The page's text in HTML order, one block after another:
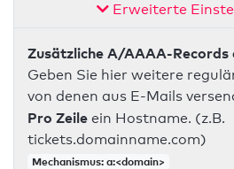
Erweiterte
Zusätzliche A/AAAA-
Geben Sie hier weitere
von denen aus E-Mails
Pro Zeile ein Hostname. (z.B.
tickets.domainname.com)
Mechanismus: a:<domain>